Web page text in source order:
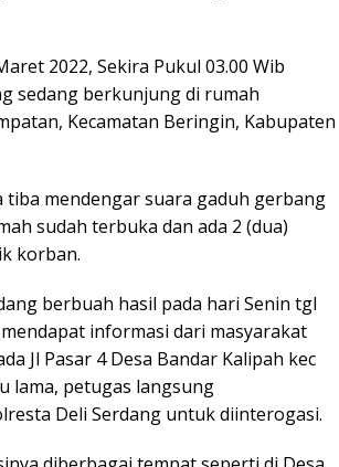
2022, Sekira Pukul 03.00 Wib
sedang berkunjung di rumah
Kecamatan Beringin, Kabupaten
mendengar suara gaduh gerbang
sudah terbuka dan ada 2 (dua)
korban.
berbuah hasil pada hari Senin tgl
informasi dari masyarakat
Jl Pasar 4 Desa Bandar Kalipah kec
lama, petugas langsung
Deli Serdang untuk diinterogasi.